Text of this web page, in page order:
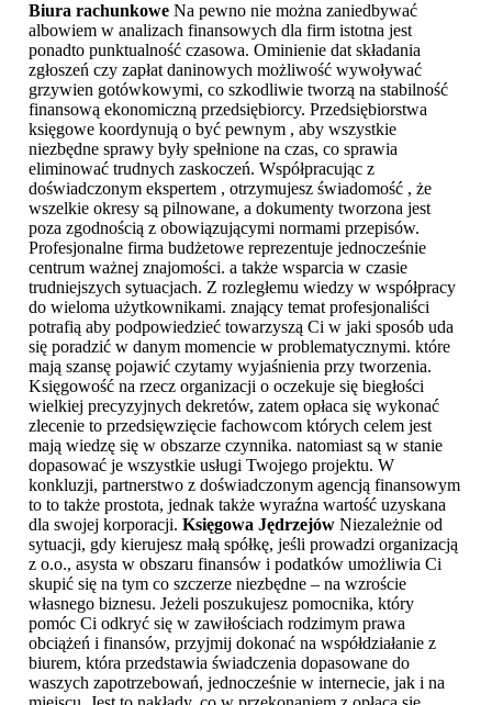
Biura rachunkowe Na pewno nie można zaniedbywać
albowiem w analizach finansowych dla firm istotna jest
ponadto punktualność czasowa. Ominienie dat składania
zgłoszeń czy zapłat daninowych możliwość wywoływać
grzywien gotówkowymi, co szkodliwie tworzą na stabilność
finansową ekonomiczną przedsiębiorcy. Przedsiębiorstwa
księgowe koordynują o być pewnym , aby wszystkie
niezbędne sprawy były spełnione na czas, co sprawia
eliminować trudnych zaskoczeń. Współpracując z
doświadczonym ekspertem , otrzymujesz świadomość , że
wszelkie okresy są pilnowane, a dokumenty tworzona jest
poza zgodnością z obowiązującymi normami przepisów.
Profesjonalne firma budżetowe reprezentuje jednocześnie
centrum ważnej znajomości. a także wsparcia w czasie
trudniejszych sytuacjach. Z rozległemu wiedzy w współpracy
do wieloma użytkownikami. znający temat profesjonaliści
potrafią aby podpowiedzieć towarzyszą Ci w jaki sposób uda
się poradzić w danym momencie w problematycznymi. które
mają szansę pojawić czytamy wyjaśnienia przy tworzenia.
Księgowość na rzecz organizacji o oczekuje się biegłości
wielkiej precyzyjnych dekretów, zatem opłaca się wykonać
zlecenie to przedsięwzięcie fachowcom których celem jest
mają wiedzę się w obszarze czynnika. natomiast są w stanie
dopasować je wszystkie usługi Twojego projektu. W
konkluzji, partnerstwo z doświadczonym agencją finansowym
to to także prostota, jednak także wyraźna wartość uzyskana
dla swojej korporacji. Księgowa Jędrzejów Niezależnie od
sytuacji, gdy kierujesz małą spółkę, jeśli prowadzi organizacją
z o.o., asysta w obszaru finansów i podatków umożliwia Ci
skupić się na tym co szczerze niezbędne – na wzroście
własnego biznesu. Jeżeli poszukujesz pomocnika, który
pomóc Ci odkryć się w zawiłościach rodzimym prawa
obciążeń i finansów, przyjmij dokonać na współdziałanie z
biurem, która przedstawia świadczenia dopasowane do
waszych zapotrzebowań, jednocześnie w internecie, jak i na